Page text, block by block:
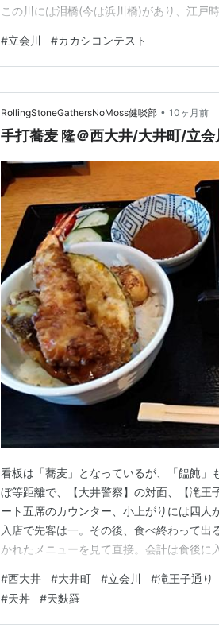
この川には泪橋(今は浜川橋)があり、江戸
載 この川沿いを照明のテストに選んだの
この日は、太陽が何処にあるか分からない
#立会川 #カカシコンテスト
RollingStoneGathersNoMoss健啖部 • 10ヶ月前
手打蕎麦 隆＠西大井/大井町/立
看板は「蕎麦」となっているが、「饂飩」
ぼ等距離で、【大井警察】の対面、【滝王
ート五席のカウンター、小上がりには四
入店で先客は一。その後、食べ終わって
かれたメニューを見て直接。会計は食後に
に、蕎麦を饂飩に変えて貰う。表の黒板に
饂飩の茹で時間のせいだろう、１８分と随
#西大井 #大井町 #立会川 #滝王子通り
#天丼 #天麩羅